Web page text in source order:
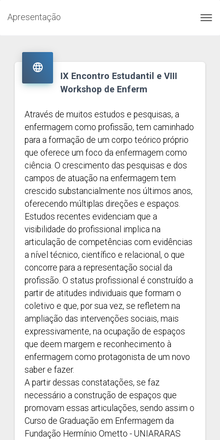
Apresentação

IX Encontro Estudantil e VIII
Workshop de Enferm
Através de muitos estudos e pesquisas, a
enfermagem como profissão, tem caminhado
para a formação de um corpo teórico próprio
que oferece um foco da enfermagem como
ciência. O crescimento das pesquisas e dos
campos de atuação na enfermagem tem
crescido substancialmente nos últimos anos,
oferecendo múltiplas direções e espaços.
Estudos recentes evidenciam que a
visibilidade do profissional implica na
articulação de competências com evidências
a nível técnico, científico e relacional, o que
concorre para a representação social da
profissão. O status profissional é construído a
partir de atitudes individuais que formam o
coletivo e que, por sua vez, se refletem na
ampliação das intervenções sociais, mais
expressivamente, na ocupação de espaços
que deem margem e reconhecimento à
enfermagem como protagonista de um novo
saber e fazer.
A partir dessas constatações, se faz
necessário a construção de espaços que
promovam essas articulações, sendo assim o
Curso de Graduação em Enfermagem da
Fundação Hermínio Ometto - UNIARARAS